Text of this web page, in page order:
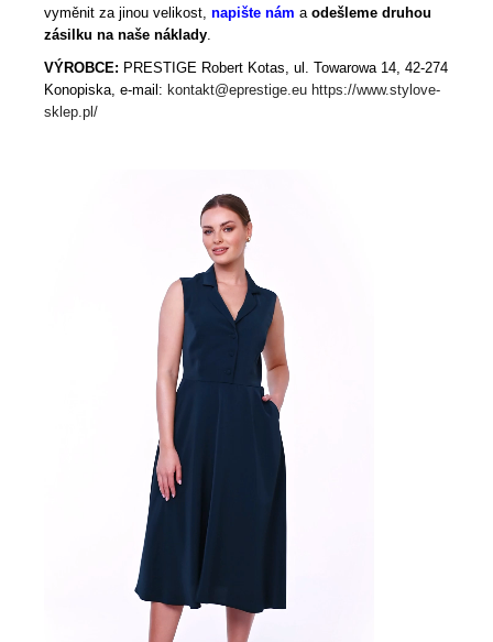
vyměnit za jinou velikost, napište nám a odešleme druhou
zásilku na naše náklady
VÝROBCE: PRESTIGE Robert Kotas, ul. Towarowa 14, 42-274
Konopiska, e-mail: kontakt@eprestige.eu https://www.stylove-
sklep.pl/